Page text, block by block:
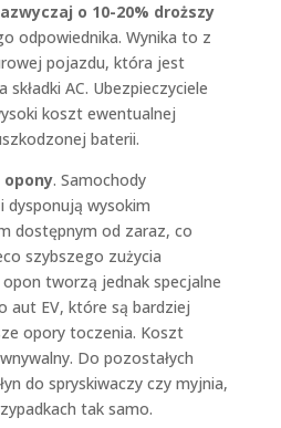
o 10-20% droższy
odpowiednika. Wynika to z
pojazdu, która jest
AC. Ubezpieczyciele
koszt ewentualnej
baterii.
opony. Samochody
dysponują wysokim
dostępnym od zaraz, co
szybszego zużycia
tworzą jednak specjalne
aut EV, które są bardziej
opory toczenia. Koszt
Do pozostałych
do spryskiwaczy czy myjnia,
tak samo.